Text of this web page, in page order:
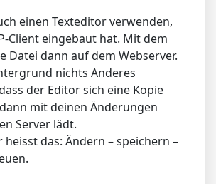
einen Texteditor verwenden,
Client eingebaut hat. Mit dem
Datei dann auf dem Webserver.
nichts Anderes
der Editor sich eine Kopie
mit deinen Änderungen
Server lädt.
heisst das: Ändern – speichern –